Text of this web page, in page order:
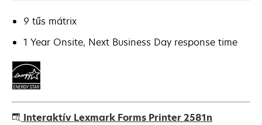
9 tűs mátrix
1 Year Onsite, Next Business Day response time
Interaktív Lexmark Forms Printer 2581n